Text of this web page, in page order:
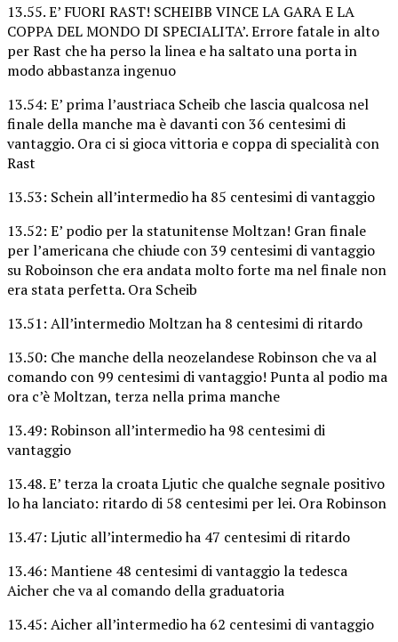
13.55. E’ FUORI RAST! SCHEIBB VINCE LA GARA E LA
COPPA DEL MONDO DI SPECIALITA’. Errore fatale in alto
per Rast che ha perso la linea e ha saltato una porta in
modo abbastanza ingenuo
13.54: E’ prima l’austriaca Scheib che lascia qualcosa nel
finale della manche ma è davanti con 36 centesimi di
vantaggio. Ora ci si gioca vittoria e coppa di specialità con
Rast
13.53: Schein all’intermedio ha 85 centesimi di vantaggio
13.52: E’ podio per la statunitense Moltzan! Gran finale
per l’americana che chiude con 39 centesimi di vantaggio
su Roboinson che era andata molto forte ma nel finale non
era stata perfetta. Ora Scheib
13.51: All’intermedio Moltzan ha 8 centesimi di ritardo
13.50: Che manche della neozelandese Robinson che va al
comando con 99 centesimi di vantaggio! Punta al podio ma
ora c’è Moltzan, terza nella prima manche
13.49: Robinson all’intermedio ha 98 centesimi di
vantaggio
13.48. E’ terza la croata Ljutic che qualche segnale positivo
lo ha lanciato: ritardo di 58 centesimi per lei. Ora Robinson
13.47: Ljutic all’intermedio ha 47 centesimi di ritardo
13.46: Mantiene 48 centesimi di vantaggio la tedesca
Aicher che va al comando della graduatoria
13.45: Aicher all’intermedio ha 62 centesimi di vantaggio